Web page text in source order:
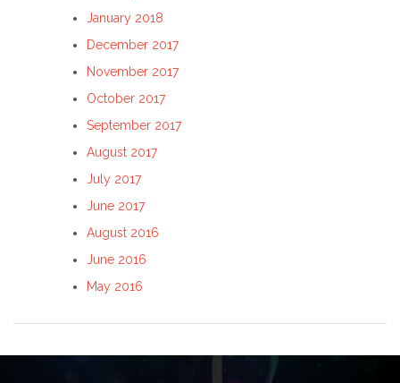
January 2018
December 2017
November 2017
October 2017
September 2017
August 2017
July 2017
June 2017
August 2016
June 2016
May 2016